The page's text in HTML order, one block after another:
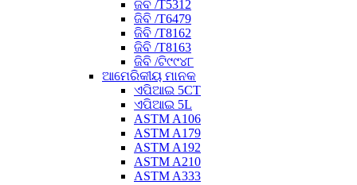
ଜିବି /T5312
ଜିବି /T6479
ଜିବି /T8162
ଜିବି /T8163
ଜିବି /ଟି୯୯୪୮
ଆମେରିକୀୟ ମାନକ
ଏପିଆଇ 5CT
ଏପିଆଇ 5L
ASTM A106
ASTM A179
ASTM A192
ASTM A210
ASTM A333